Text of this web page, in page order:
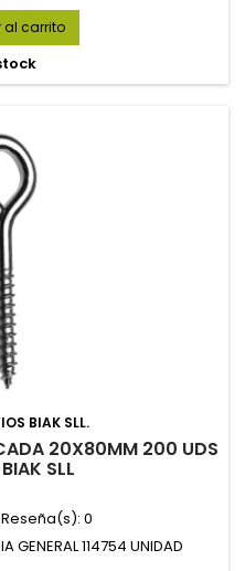
al carrito
BIAK SLL.
20X80MM 200 UDS
SLL
Reseña(s): 0
GENERAL 114754 UNIDAD